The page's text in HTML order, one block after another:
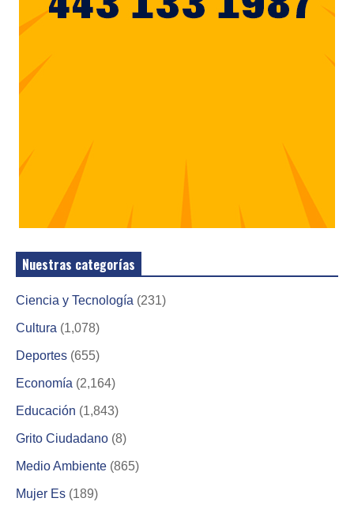
Nuestras categorías
Ciencia y Tecnología (231)
Cultura (1,078)
Deportes (655)
Economía (2,164)
Educación (1,843)
Grito Ciudadano (8)
Medio Ambiente (865)
Mujer Es (189)